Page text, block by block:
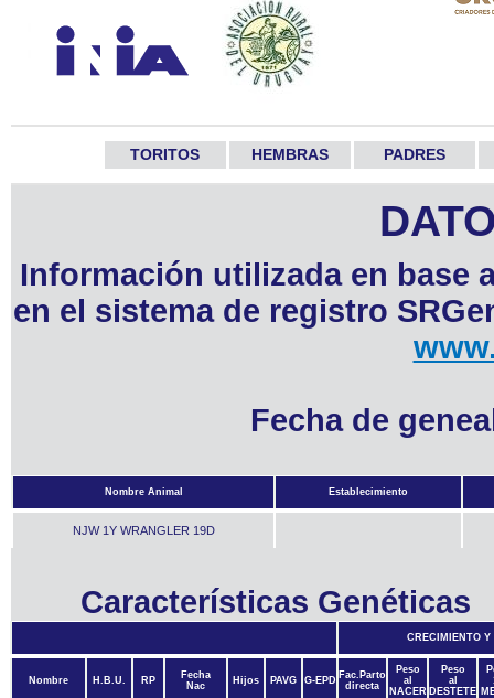
TORITOS HEMBRAS PADRES
Información utilizada en base
en el sistema de registro
Fecha de
Nombre Animal Establecimiento
NJW 1Y WRANGLER 19D
Características Genéticas
CRECIMIENTO Y
Nombre H.B.U. RP
Fecha
Nac
Hijos PAVG G-EPD Fac.Parto
directa
Peso
al
NACER
Peso
al
DESTETE